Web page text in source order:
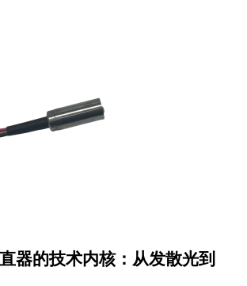
器的技术内核：从发散光到